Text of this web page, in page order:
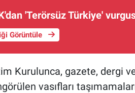
'Terörsüz Türkiye'
Görüntüle
Kurulunca, gazete, dergi
vasıfları